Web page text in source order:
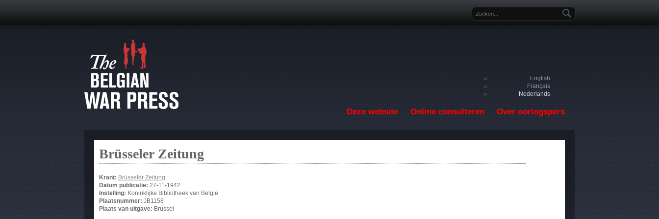
Zoekveld
English
Français
Nederlands
Deze website Online consulteren Over oorlogspers
Brüsseler Zeitung
Krant: Brüsseler Zeitung
Datum publicatie: 27-11-1942
Instelling: Koninklijke Bibliotheek van België
Plaatsnummer: JB1158
Plaats van uitgave: Brussel